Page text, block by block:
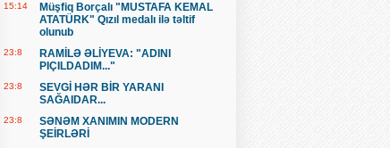
15:14
Müşfiq Borçalı "MUSTAFA KEMAL
ATATÜRK" Qızıl medalı ilə təltif
olunub
23:8
RAMİLƏ ƏLİYEVA: "ADINI
PIÇILDADIM..."
23:8
SEVGİ HƏR BİR YARANI
SAĞAIDAR...
23:8
SƏNƏM XANIMIN MODERN
ŞEİRLƏRİ